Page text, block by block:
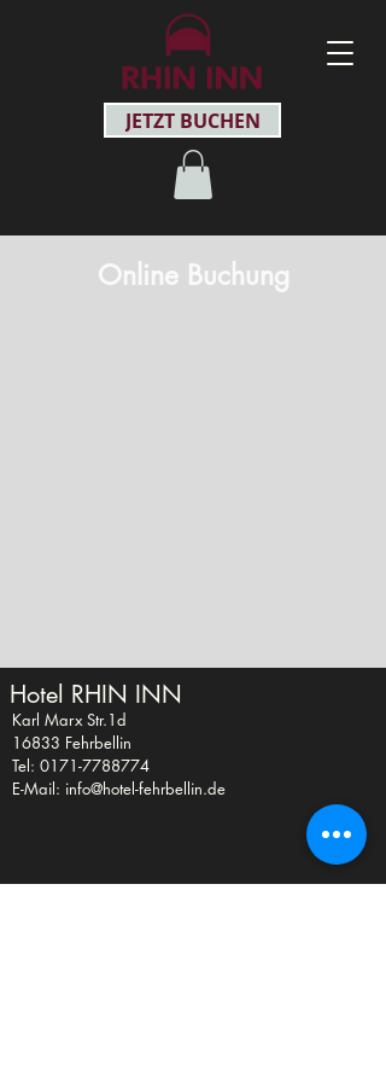
JETZT BUCHEN
Online Buchung
Hotel RHIN INN
Karl Marx Str.1d
16833 Fehrbellin
Tel: 0171-7788774
E-Mail: info@hotel-fehrbellin.de